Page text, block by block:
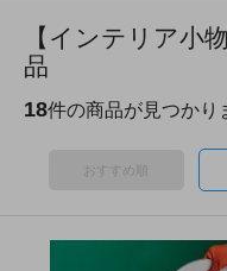
【インテリア小
品
18件の商品が見つかり
おすすめ順